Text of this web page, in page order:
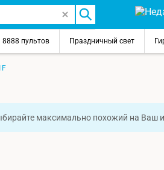
8888 пультов Праздничный свет
максимально похожий на Ваш